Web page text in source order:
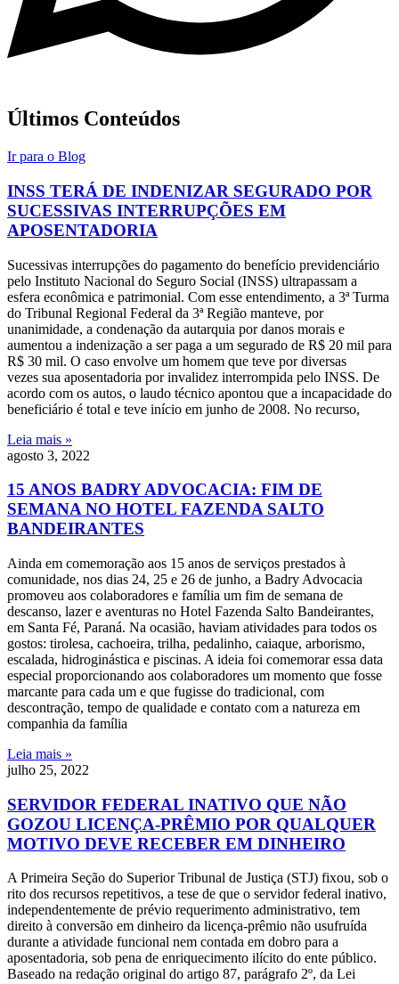
Últimos Conteúdos
Ir para o Blog
INSS TERÁ DE INDENIZAR SEGURADO POR
SUCESSIVAS INTERRUPÇÕES EM
APOSENTADORIA
Sucessivas interrupções do pagamento do benefício previdenciário
pelo Instituto Nacional do Seguro Social (INSS) ultrapassam a
esfera econômica e patrimonial. Com esse entendimento, a 3ª Turma
do Tribunal Regional Federal da 3ª Região manteve, por
unanimidade, a condenação da autarquia por danos morais e
aumentou a indenização a ser paga a um segurado de R$ 20 mil para
R$ 30 mil. O caso envolve um homem que teve por diversas
vezes sua aposentadoria por invalidez interrompida pelo INSS. De
acordo com os autos, o laudo técnico apontou que a incapacidade do
beneficiário é total e teve início em junho de 2008. No recurso,
Leia mais »
agosto 3, 2022
15 ANOS BADRY ADVOCACIA: FIM DE
SEMANA NO HOTEL FAZENDA SALTO
BANDEIRANTES
Ainda em comemoração aos 15 anos de serviços prestados à
comunidade, nos dias 24, 25 e 26 de junho, a Badry Advocacia
promoveu aos colaboradores e família um fim de semana de
descanso, lazer e aventuras no Hotel Fazenda Salto Bandeirantes,
em Santa Fé, Paraná. Na ocasião, haviam atividades para todos os
gostos: tirolesa, cachoeira, trilha, pedalinho, caiaque, arborismo,
escalada, hidroginástica e piscinas. A ideia foi comemorar essa data
especial proporcionando aos colaboradores um momento que fosse
marcante para cada um e que fugisse do tradicional, com
descontração, tempo de qualidade e contato com a natureza em
companhia da família
Leia mais »
julho 25, 2022
SERVIDOR FEDERAL INATIVO QUE NÃO
GOZOU LICENÇA-PRÊMIO POR QUALQUER
MOTIVO DEVE RECEBER EM DINHEIRO
A Primeira Seção do Superior Tribunal de Justiça (STJ) fixou, sob o
rito dos recursos repetitivos, a tese de que o servidor federal inativo,
independentemente de prévio requerimento administrativo, tem
direito à conversão em dinheiro da licença-prêmio não usufruída
durante a atividade funcional nem contada em dobro para a
aposentadoria, sob pena de enriquecimento ilícito do ente público.
Baseado na redação original do artigo 87, parágrafo 2º, da Lei